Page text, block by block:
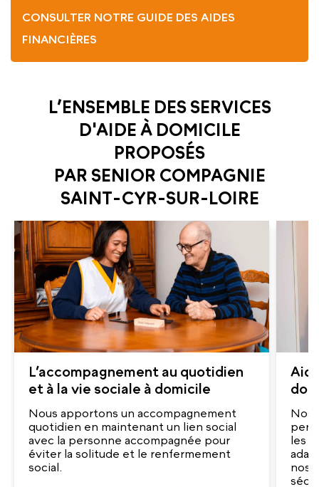
CONSULTER NOTRE GUIDE DES AIDES
FINANCIÈRES
L’ENSEMBLE DES SERVICES
D'AIDE À DOMICILE
PROPOSÉS
PAR SENIOR COMPAGNIE
SAINT-CYR-SUR-LOIRE
L’accompagnement au quotidien
et à la vie sociale à domicile
Nous apportons un accompagnement
quotidien en maintenant un lien social
avec la personne accompagnée pour
éviter la solitude et le renfermement
social.
Nos
les
nos